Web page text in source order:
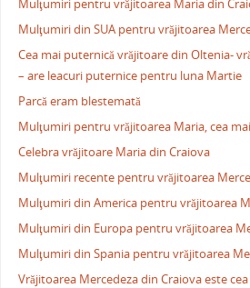
Mulţumiri pentru vrăjitoarea Maria din
Mulţumiri din SUA pentru vrăjitoarea
Cea mai puternică vrăjitoare din Oltenia-
– are leacuri puternice pentru luna Martie
Parcă eram blestemată
Mulţumiri pentru vrăjitoarea Maria, cea
Celebra vrăjitoare Maria din Craiova
Mulţumiri recente pentru vrăjitoarea
Mulţumiri din America pentru vrăjitoarea
Mulţumiri din Europa pentru vrăjitoarea
Mulţumiri din Spania pentru vrăjitoarea
Vrăjitoarea Mercedeza din Craiova este